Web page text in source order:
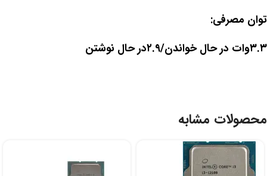
توان مصرفی:
۳.۳وات در حال خواندن/۲.۹در حال نوشتن
محصولات مشابه